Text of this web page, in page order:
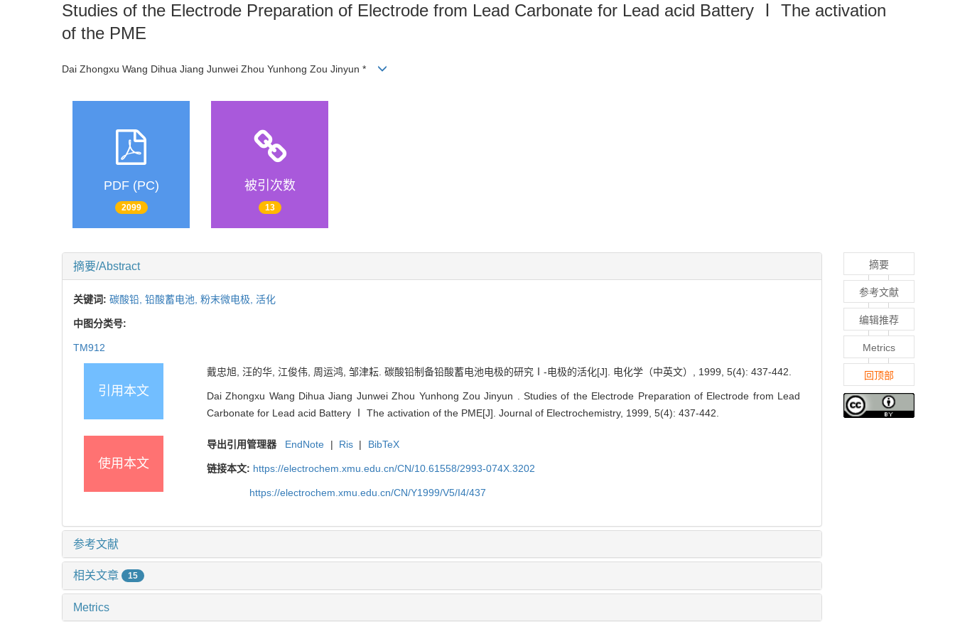
Studies of the Electrode Preparation of Electrode from Lead Carbonate for Lead acid Battery Ⅰ The activation
of the PME
Dai Zhongxu Wang Dihua Jiang Junwei Zhou Yunhong Zou Jinyun *
PDF (PC)
2099
被引次数
13
摘要/Abstract
关键词: 碳酸铅, 铅酸蓄电池, 粉末微电极, 活化
中图分类号:
TM912
引用本文
戴忠旭, 汪的华, 江俊伟, 周运鸿, 邹津耘. 碳酸铅制备铅酸蓄电池电极的研究Ⅰ-电极的活化[J]. 电化学（中英文）, 1999, 5(4): 437-442.
Dai Zhongxu Wang Dihua Jiang Junwei Zhou Yunhong Zou Jinyun . Studies of the Electrode Preparation of Electrode from Lead
Carbonate for Lead acid Battery Ⅰ The activation of the PME[J]. Journal of Electrochemistry, 1999, 5(4): 437-442.
使用本文
导出引用管理器 EndNote | Ris | BibTeX
链接本文: https://electrochem.xmu.edu.cn/CN/10.61558/2993-074X.3202
https://electrochem.xmu.edu.cn/CN/Y1999/V5/I4/437
参考文献
相关文章 15
Metrics
摘要
参考文献
编辑推荐
Metrics
回顶部